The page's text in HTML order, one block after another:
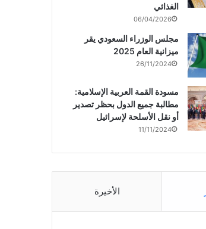
الغذائي
06/04/2026
مجلس الوزراء السعودي يقر
ميزانية العام 2025
26/11/2024
مسودة القمة العربية الإسلامية:
مطالبة جميع الدول بحظر تصدير
أو نقل الأسلحة لإسرائيل
11/11/2024
الأخيرة